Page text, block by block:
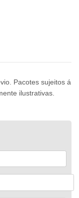
Pacotes sujeitos á
ilustrativas.